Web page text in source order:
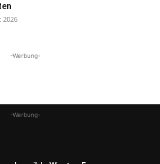
2026
-Werbung-
-Werbung-